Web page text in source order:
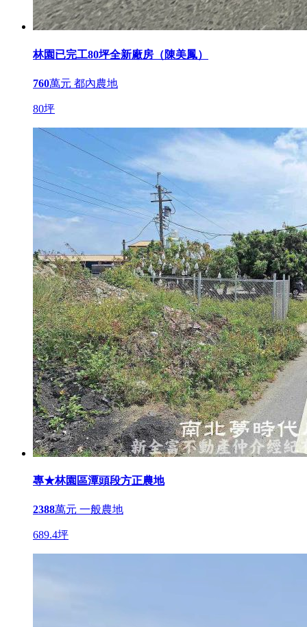
林園已完工80坪全新廠房（陳美鳳）
760萬元 都內農地
80坪
專★林園區潭頭段方正農地
2388萬元 一般農地
689.4坪